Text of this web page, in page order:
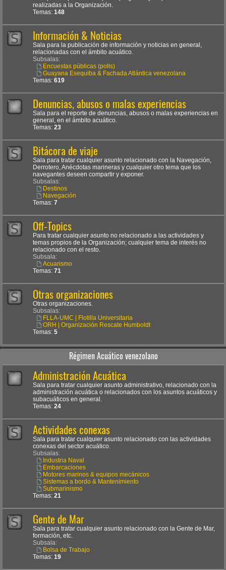
realizadas a la Organización.
Temas: 148
Información & Noticias
Sala para la publicación de información y noticias en general,
relacionadas con el ámbito acuático.
Subsalas:
Encuestas públicas (polls)
Guayana Esequiba & Fachada Atlántica venezolana
Temas: 619
Denuncias, abusos o malas experiencias
Sala para el reporte de denuncias, abusos o malas experiencias en
general, en el ámbito acuático.
Temas: 23
Bitácora de viaje
Sala para tratar cualquier asunto relacionado con la Navegación,
Derrotero, Anécdotas marineras y cualquier otro tema que los
navegantes deseen compartir y exponer.
Subsalas:
Destinos
Navegación
Temas: 7
Off-Topics
Para tratar cualquier asunto no relacionado a las actividades y
temas propios de la Organización; cualquier tema de interés no
relacionado con el resto.
Subsala:
Acuarismo
Temas: 71
Otras organizaciones
Otras organizaciones.
Subsalas:
FLLA-UMC | Flotilla Universitaria
ORH | Organización Rescate Humboldt
Temas: 5
Régimen Acuático venezolano
Administración Acuática
Sala para tratar cualquier asunto administrativo, relacionado con la
administración acuática o relacionados con los asuntos acuáticos y
subacuáticos en general.
Temas: 24
Actividades conexas
Sala para tratar cualquier asunto relacionado con las actividades
conexas del sector acuático.
Subsalas:
Industria Naval
Embarcaciones
Motores marinos & equipos mecánicos
Sistemas a bordo & Mantenimiento
Submarinismo
Temas: 21
Gente de Mar
Sala para tratar cualquier asunto relacionado con la Gente de Mar,
formación, etc.
Subsala:
Bolsa de Trabajo
Temas: 19